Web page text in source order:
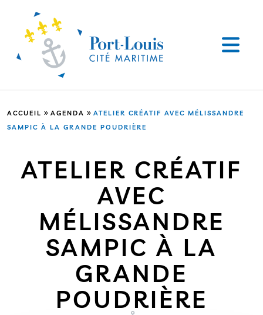
ACCUEIL » AGENDA » ATELIER CRÉATIF AVEC MÉLISSANDRE
SAMPIC À LA GRANDE POUDRIÈRE
ATELIER CRÉATIF
AVEC
MÉLISSANDRE
SAMPIC À LA
GRANDE
POUDRIÈRE